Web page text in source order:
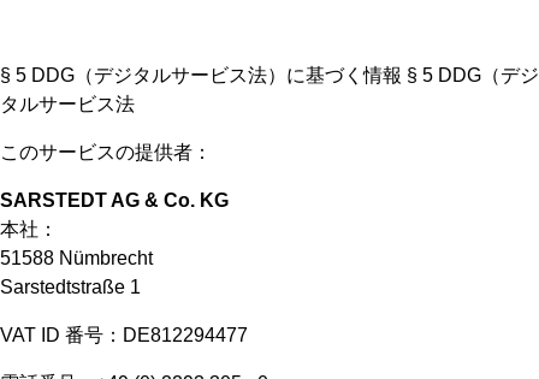
§ 5 DDG（デジタルサービス法）に基づく情報 § 5 DDG（デジ
タルサービス法
このサービスの提供者：
SARSTEDT AG & Co. KG
本社：
51588 Nümbrecht
Sarstedtstraße 1
VAT ID 番号：DE812294477